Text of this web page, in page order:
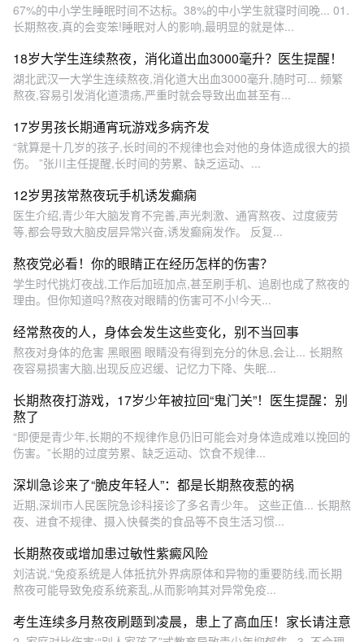
67%的中小学生睡眠时间不达标。38%的中小学生就寝时间晚... 01.
长期熬夜,真的会变笨!睡眠对人的影响,最明显的就是体...
18岁大学生连续熬夜，消化道出血3000毫升？医生提醒！
湖北武汉一大学生连续熬夜,消化道大出血3000毫升,随时可... 频繁
熬夜,容易引发消化道溃疡,严重时就会导致出血甚至有...
17岁男孩长期通宵玩游戏多病齐发
“就算是十几岁的孩子,长时间的不规律也会对他的身体造成很大的损
伤。 ”张川主任提醒,长时间的劳累、缺乏运动、...
12岁男孩常熬夜玩手机诱发癫痫
医生介绍,青少年大脑发育不完善,声光刺激、通宵熬夜、过度疲劳
等,都会导致大脑皮层异常兴奋,诱发癫痫发作。 反复...
熬夜党必看！你的眼睛正在经历怎样的伤害？
学生时代挑灯夜战,工作后加班加点,甚至刷手机、追剧也成了熬夜的
理由。但你知道吗?熬夜对眼睛的伤害可不小!今天...
经常熬夜的人，身体会发生这些变化，别不当回事
熬夜对身体的危害 黑眼圈 眼睛没有得到充分的休息,会让... 长期熬
夜容易损害大脑,出现反应迟缓、记忆力下降、失眠...
长期熬夜打游戏，17岁少年被拉回“鬼门关”！医生提醒：别
熬了
“即便是青少年,长期的不规律作息仍旧可能会对身体造成难以挽回的
伤害。”长期的过度劳累、缺乏运动、饮食不规律...
深圳急诊来了“脆皮年轻人”：都是长期熬夜惹的祸
近期,深圳市人民医院急诊科接诊了多名青少年。 这些正值... 长期熬
夜、进食不规律、摄入快餐类的食品等不良生活习惯...
长期熬夜或增加患过敏性紫癜风险
刘洁说,“免疫系统是人体抵抗外界病原体和异物的重要防线,而长期
熬夜可能导致免疫系统紊乱,从而影响其对异常免疫...
考生连续多月熬夜刷题到凌晨，患上了高血压！家长请注意